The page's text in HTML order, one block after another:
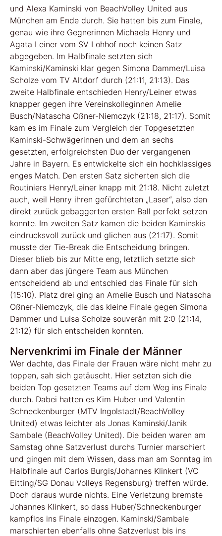
und Alexa Kaminski von BeachVolley United aus
München am Ende durch. Sie hatten bis zum Finale,
genau wie ihre Gegnerinnen Michaela Henry und
Agata Leiner vom SV Lohhof noch keinen Satz
abgegeben. Im Halbfinale setzten sich
Kaminski/Kaminski klar gegen Simona Dammer/Luisa
Scholze vom TV Altdorf durch (21:11, 21:13). Das
zweite Halbfinale entschieden Henry/Leiner etwas
knapper gegen ihre Vereinskolleginnen Amelie
Busch/Natascha Oßner-Niemczyk (21:18, 21:17). Somit
kam es im Finale zum Vergleich der Topgesetzten
Kaminski-Schwägerinnen und dem an sechs
gesetzten, erfolgreichsten Duo der vergangenen
Jahre in Bayern. Es entwickelte sich ein hochklassiges
enges Match. Den ersten Satz sicherten sich die
Routiniers Henry/Leiner knapp mit 21:18. Nicht zuletzt
auch, weil Henry ihren gefürchteten „Laser“, also den
direkt zurück gebaggerten ersten Ball perfekt setzen
konnte. Im zweiten Satz kamen die beiden Kaminskis
eindrucksvoll zurück und glichen aus (21:17). Somit
musste der Tie-Break die Entscheidung bringen.
Dieser blieb bis zur Mitte eng, letztlich setzte sich
dann aber das jüngere Team aus München
entscheidend ab und entschied das Finale für sich
(15:10). Platz drei ging an Amelie Busch und Natascha
Oßner-Niemczyk, die das kleine Finale gegen Simona
Dammer und Luisa Scholze souverän mit 2:0 (21:14,
21:12) für sich entscheiden konnten.
Nervenkrimi im Finale der Männer
Wer dachte, das Finale der Frauen wäre nicht mehr zu
toppen, sah sich getäuscht. Hier setzten sich die
beiden Top gesetzten Teams auf dem Weg ins Finale
durch. Dabei hatten es Kim Huber und Valentin
Schneckenburger (MTV Ingolstadt/BeachVolley
United) etwas leichter als Jonas Kaminski/Janik
Sambale (BeachVolley United). Die beiden waren am
Samstag ohne Satzverlust durchs Turnier marschiert
und gingen mit dem Wissen, dass man am Sonntag im
Halbfinale auf Carlos Burgis/Johannes Klinkert (VC
Eitting/SG Donau Volleys Regensburg) treffen würde.
Doch daraus wurde nichts. Eine Verletzung bremste
Johannes Klinkert, so dass Huber/Schneckenburger
kampflos ins Finale einzogen. Kaminski/Sambale
marschierten ebenfalls ohne Satzverlust bis ins